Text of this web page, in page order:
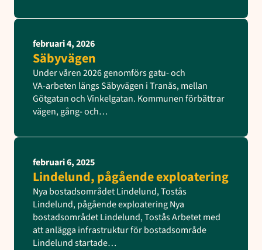
februari 4, 2026
Säbyvägen
Under våren 2026 genomförs gatu- och
VA‑arbeten längs Säbyvägen i Tranås, mellan
Götgatan och Vinkelgatan. Kommunen förbättrar
vägen, gång- och…
februari 6, 2025
Lindelund, pågående exploatering
Nya bostadsområdet Lindelund, Tostås
Lindelund, pågående exploatering Nya
bostadsområdet Lindelund, Tostås Arbetet med
att anlägga infrastruktur för bostadsområde
Lindelund startade…